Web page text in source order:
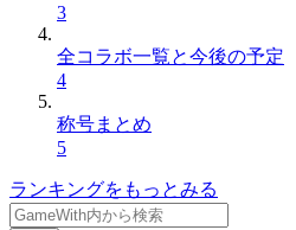
3
全コラボ一覧と今後の予定
4
称号まとめ
5
ランキングをもっとみる